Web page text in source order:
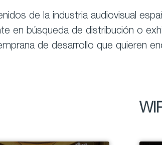
de la industria audiovisual
en búsqueda de distribución o
de desarrollo que quieren